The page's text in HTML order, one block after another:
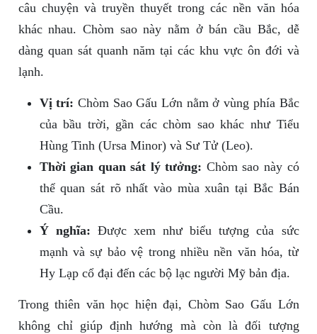
câu chuyện và truyền thuyết trong các nền văn hóa
khác nhau. Chòm sao này nằm ở bán cầu Bắc, dễ
dàng quan sát quanh năm tại các khu vực ôn đới và
lạnh.
Vị trí: Chòm Sao Gấu Lớn nằm ở vùng phía Bắc
của bầu trời, gần các chòm sao khác như Tiểu
Hùng Tinh (Ursa Minor) và Sư Tử (Leo).
Thời gian quan sát lý tưởng: Chòm sao này có
thể quan sát rõ nhất vào mùa xuân tại Bắc Bán
Cầu.
Ý nghĩa: Được xem như biểu tượng của sức
mạnh và sự bảo vệ trong nhiều nền văn hóa, từ
Hy Lạp cổ đại đến các bộ lạc người Mỹ bản địa.
Trong thiên văn học hiện đại, Chòm Sao Gấu Lớn
không chỉ giúp định hướng mà còn là đối tượng